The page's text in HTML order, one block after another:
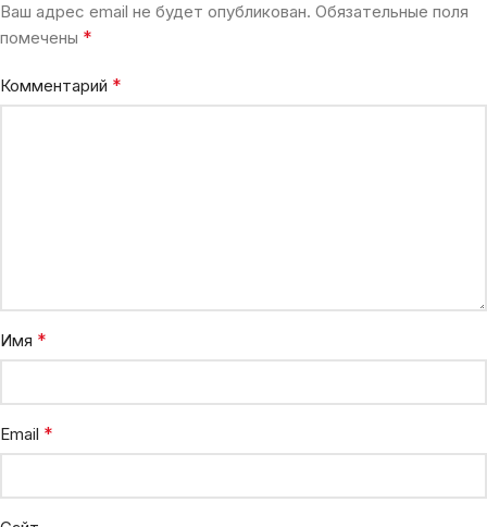
Ваш адрес email не будет опубликован. Обязательные поля
помечены *
Комментарий *
Имя *
Email *